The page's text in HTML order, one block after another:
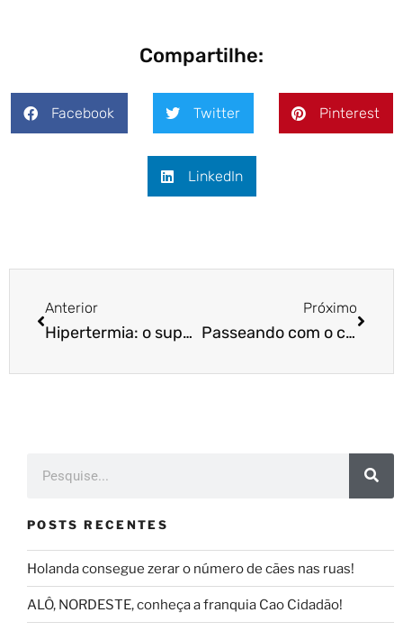
Compartilhe:
Facebook Twitter Pinterest
LinkedIn
Anterior
Hipertermia: o super aquecimento do corpo dos cães no calor
Próximo
Passeando com o cachorro: como evitar problemas
POSTS RECENTES
Holanda consegue zerar o número de cães nas ruas!
ALÔ, NORDESTE, conheça a franquia Cao Cidadão!